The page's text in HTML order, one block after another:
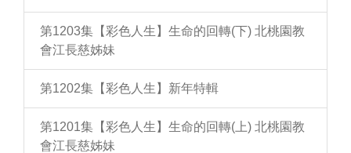
第1203集【彩色人生】生命的回轉(下) 北桃園教
會江長慈姊妹
第1202集【彩色人生】新年特輯
第1201集【彩色人生】生命的回轉(上) 北桃園教
會江長慈姊妹